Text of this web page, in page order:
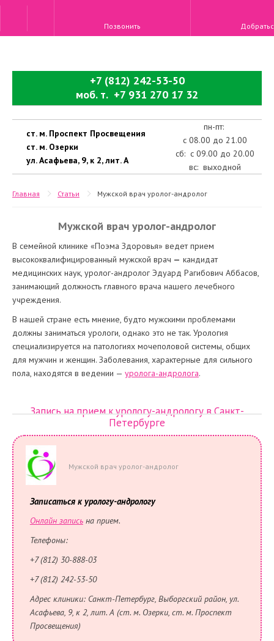
Позвонить
+7 (812) 242-53-50
моб. т. +7 931 270 17 32
ст. м. Проспект Просвещения
ст. м. Озерки
ул. Асафьева, 9, к 2, лит. А
пн-пт:
с 08.00 до 21.00
сб: с 09.00 до 20.00
вс: выходной
Главная Статьи Мужской врач уролог-андролог
Мужской врач уролог-андролог
В семейной клинике «Поэма Здоровья» ведет прием
высококвалифицированный мужской врач — кандидат
медицинских наук, уролог-андролог Эдуард Рагибович Аббасов,
занимающий должность главного врача нашего лечебного
учреждения.
В нашей стране есть мнение, будто мужскими проблемами
должны заниматься урологи, однако это не так. Урология
специализируется на патологиях мочеполовой системы, общих
для мужчин и женщин. Заболевания, характерные для сильного
пола, находятся в ведении — уролога-андролога.
Запись на прием к урологу-андрологу в Санкт-
Петербурге
Мужской врач уролог-андролог
Записаться к урологу-андрологу
Онлайн записьна прием.
Телефоны:
+7 (812) 30-888-03
+7 (812) 242-53-50
Адрес клиники: Санкт-Петербург, Выборгский район, ул.
Асафьева, 9, к 2, лит. А (ст. м. Озерки, ст. м. Проспект
Просвещения)